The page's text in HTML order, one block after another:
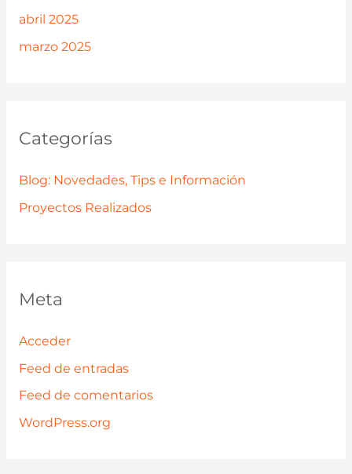
abril 2025
marzo 2025
Categorías
Blog: Novedades, Tips e Información
Proyectos Realizados
Meta
Acceder
Feed de entradas
Feed de comentarios
WordPress.org